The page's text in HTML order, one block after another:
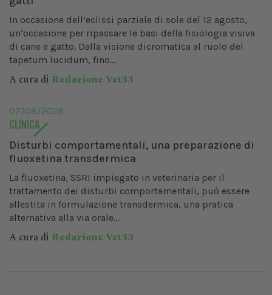
In occasione dell’eclissi parziale di sole del 12 agosto,
un’occasione per ripassare le basi della fisiologia visiva
di cane e gatto. Dalla visione dicromatica al ruolo del
tapetum lucidum, fino...
A cura di Redazione Vet33
07/08/2026
CLINICA
Disturbi comportamentali, una preparazione di
fluoxetina transdermica
La fluoxetina, SSRI impiegato in veterinaria per il
trattamento dei disturbi comportamentali, può essere
allestita in formulazione transdermica, una pratica
alternativa alla via orale...
A cura di Redazione Vet33